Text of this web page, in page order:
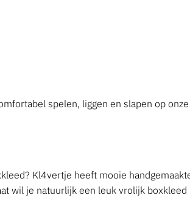
spelen, liggen en slapen op
Kl4vertje heeft mooie
wil je natuurlijk een leuk vrolijk